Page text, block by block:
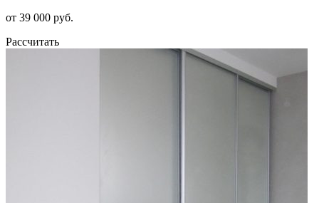
от 39 000 руб.
Рассчитать